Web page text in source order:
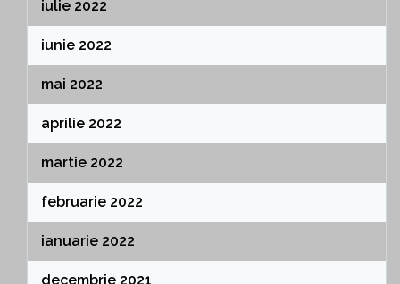
iulie 2022
iunie 2022
mai 2022
aprilie 2022
martie 2022
februarie 2022
ianuarie 2022
decembrie 2021